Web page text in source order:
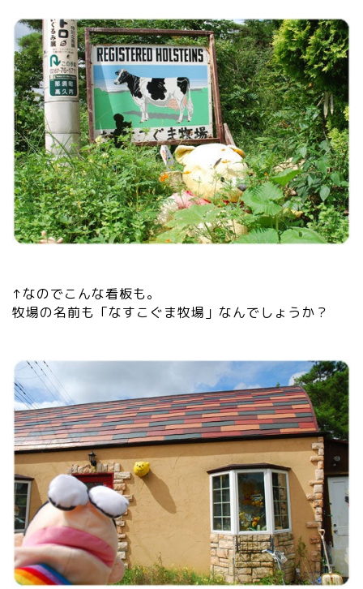
↑なのでこんな看板も。
牧場の名前も「なすこぐま牧場」なんでしょうか？